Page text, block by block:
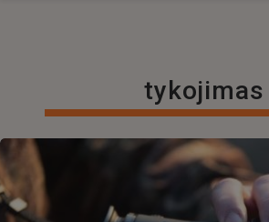
tykojimas